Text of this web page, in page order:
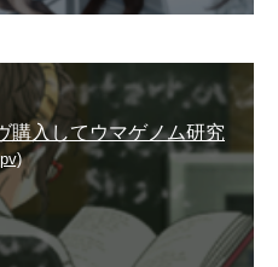
購入してウマゲノム研究